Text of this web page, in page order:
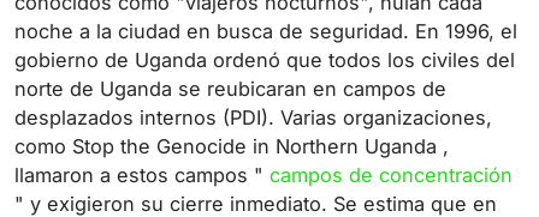
noche a la ciudad en busca de seguridad. En 1996, el
gobierno de Uganda ordenó que todos los civiles del
norte de Uganda se reubicaran en campos de
desplazados internos (PDI). Varias organizaciones,
como Stop the Genocide in Northern Uganda ,
llamaron a estos campos " campos de concentración
" y exigieron su cierre inmediato. Se estima que en